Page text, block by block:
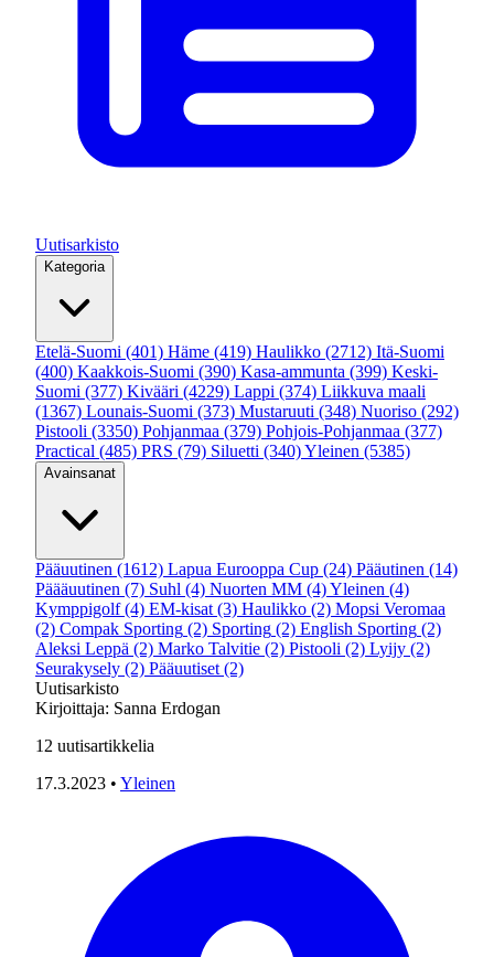
Uutisarkisto
Kategoria
Etelä-Suomi (401) Häme (419) Haulikko (2712) Itä-Suomi
(400) Kaakkois-Suomi (390) Kasa-ammunta (399) Keski-
Suomi (377) Kivääri (4229) Lappi (374) Liikkuva maali
(1367) Lounais-Suomi (373) Mustaruuti (348) Nuoriso (292)
Pistooli (3350) Pohjanmaa (379) Pohjois-Pohjanmaa (377)
Practical (485) PRS (79) Siluetti (340)Yleinen (5385)
Avainsanat
Pääuutinen (1612) Lapua Eurooppa Cup (24) Pääutinen (14)
Päääuutinen (7) Suhl (4) Nuorten MM (4)Yleinen (4)
Kymppigolf (4) EM-kisat (3) Haulikko (2) Mopsi Veromaa
(2) Compak Sporting (2) Sporting (2) English Sporting (2)
Aleksi Leppä (2) Marko Talvitie (2) Pistooli (2) Lyijy (2)
Seurakysely (2) Pääuutiset (2)
Uutisarkisto
Kirjoittaja: Sanna Erdogan
12 uutisartikkelia
17.3.2023 • Yleinen